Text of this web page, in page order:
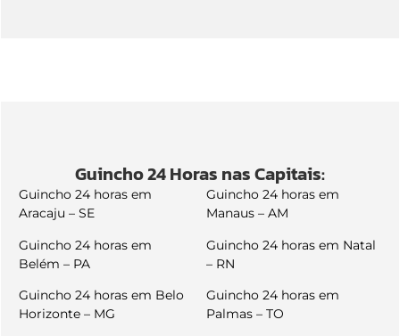
Guincho 24 Horas nas Capitais:
Guincho 24 horas em
Aracaju – SE
Guincho 24 horas em
Belém – PA
Guincho 24 horas em Belo
Horizonte – MG
Guincho 24 horas em
Manaus – AM
Guincho 24 horas em Natal
– RN
Guincho 24 horas em
Palmas – TO